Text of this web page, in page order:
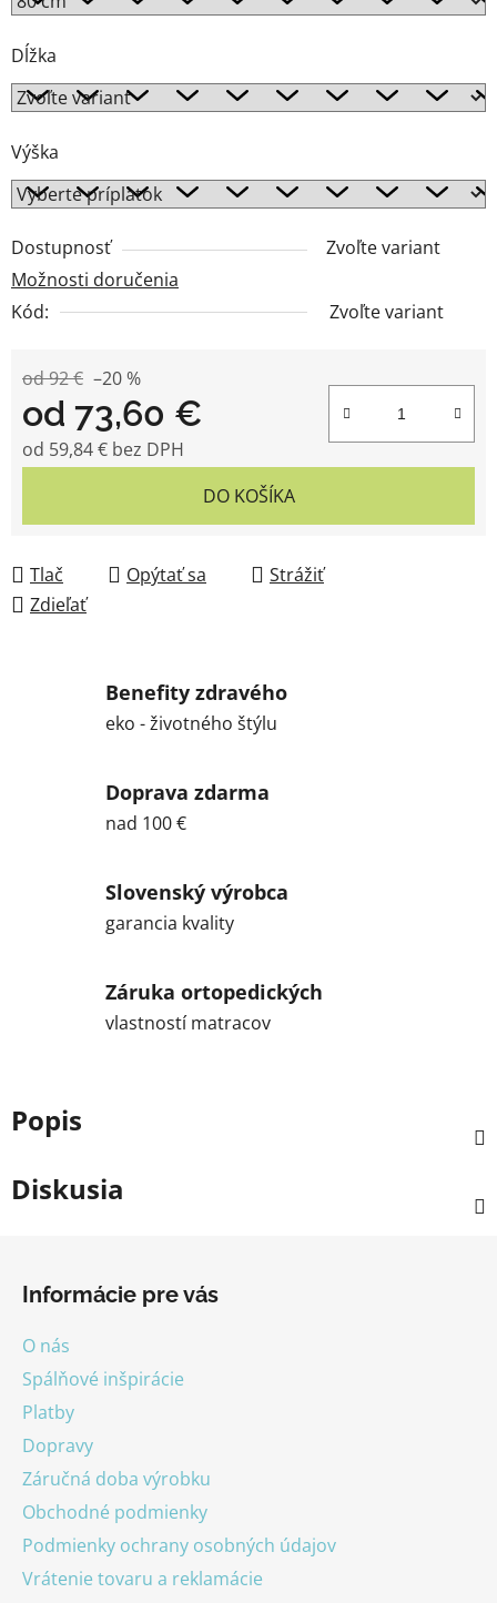
Dĺžka
Výška
Dostupnosť
Zvoľte variant
Možnosti doručenia
Kód:
Zvoľte variant
od 92 € –20 %
od 73,60 €
od 59,84 € bez DPH
DO KOŠÍKA
Tlač Opýtať sa
Strážiť
Zdieľať
Benefity zdravého
eko - životného štýlu
Doprava zdarma
nad 100 €
Slovenský výrobca
garancia kvality
Záruka ortopedických
vlastností matracov
Popis
Diskusia
Informácie pre vás
O nás
Spálňové inšpirácie
Platby
Dopravy
Záručná doba výrobku
Obchodné podmienky
Podmienky ochrany osobných údajov
Vrátenie tovaru a reklamácie